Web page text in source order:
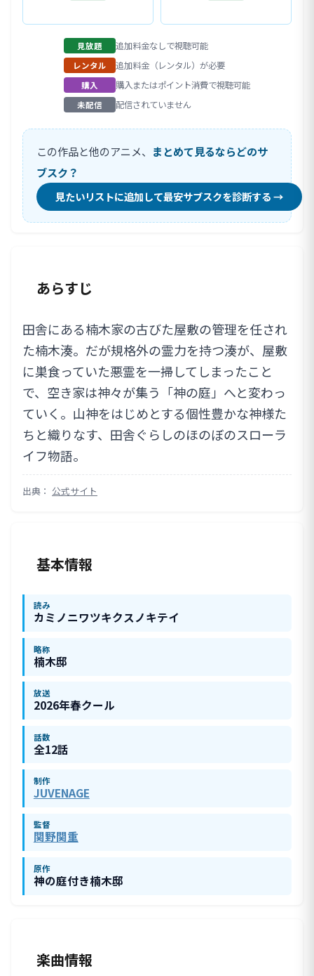
見放題 追加料金なしで視聴可能
レンタル 追加料金（レンタル）が必要
購入 購入またはポイント消費で視聴可能
未配信 配信されていません
この作品と他のアニメ、 まとめて見るならどのサ
ブスク？
見たいリストに追加して最安サブスクを診断する →
あらすじ
田舎にある楠木家の古びた屋敷の管理を任され
た楠木湊。だが規格外の霊力を持つ湊が、屋敷
に巣食っていた悪霊を一掃してしまったこと
で、空き家は神々が集う「神の庭」へと変わっ
ていく。山神をはじめとする個性豊かな神様た
ちと織りなす、田舎ぐらしのほのぼのスローラ
イフ物語。
出典： 公式サイト
基本情報
読み
カミノニワツキクスノキテイ
略称
楠木邸
放送
2026年春クール
話数
全12話
制作
JUVENAGE
監督
関野関重
原作
神の庭付き楠木邸
楽曲情報